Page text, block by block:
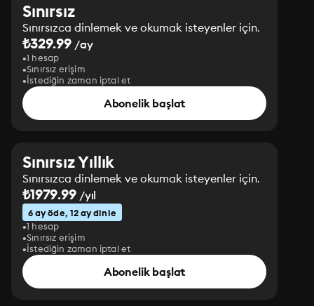
Sınırsız
Sınırsızca dinlemek ve okumak isteyenler için.
₺329.99 /ay
1 hesap
Sınırsız erişim
İstediğin zaman iptal et
Abonelik başlat
Sınırsız Yıllık
Sınırsızca dinlemek ve okumak isteyenler için.
₺1979.99/yıl
6 ay öde, 12 ay dinle
1 hesap
Sınırsız erişim
İstediğin zaman iptal et
Abonelik başlat